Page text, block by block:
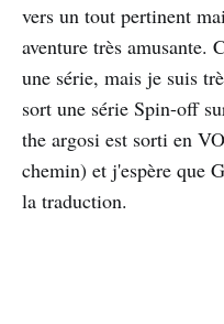
vers un tout pertinent
aventure très amusante.
une série, mais je suis
sort une série Spin-off
the argosi est sorti en
chemin) et j'espère que
la traduction.